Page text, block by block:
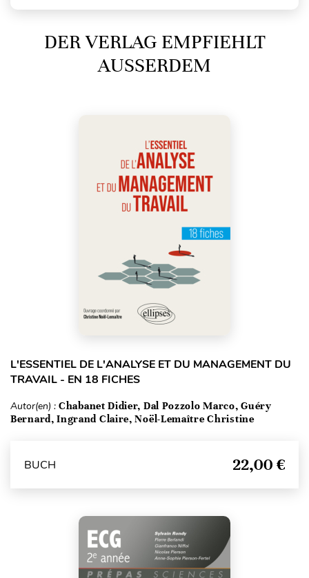
DER VERLAG EMPFIEHLT
AUSSERDEM
L'ESSENTIEL DE L'ANALYSE ET DU MANAGEMENT DU
TRAVAIL - EN 18 FICHES
Autor(en) : Chabanet Didier, Dal Pozzolo Marco, Guéry
Bernard, Ingrand Claire, Noël-Lemaître Christine
BUCH 22,00 €